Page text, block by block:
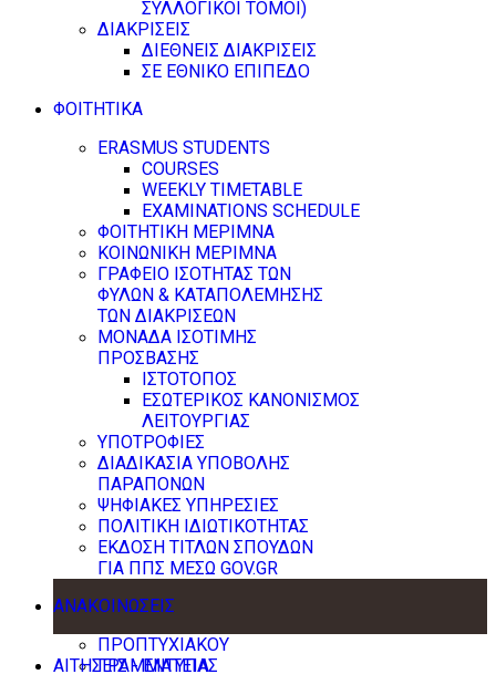
ΣΥΛΛΟΓΙΚΟΙ ΤΟΜΟΙ)
ΔΙΑΚΡΙΣΕΙΣ
ΔΙΕΘΝΕΙΣ ΔΙΑΚΡΙΣΕΙΣ
ΣΕ ΕΘΝΙΚΟ ΕΠΙΠΕΔΟ
ΦΟΙΤΗΤΙΚΑ
ERASMUS STUDENTS
COURSES
WEEKLY TIMETABLE
EXAMINATIONS SCHEDULE
ΦΟΙΤΗΤΙΚΗ ΜΕΡΙΜΝΑ
ΚΟΙΝΩΝΙΚΗ ΜΕΡΙΜΝΑ
ΓΡΑΦΕΙΟ ΙΣΟΤΗΤΑΣ ΤΩΝ
ΦΥΛΩΝ & ΚΑΤΑΠΟΛΕΜΗΣΗΣ
ΤΩΝ ΔΙΑΚΡΙΣΕΩΝ
ΜΟΝΑΔΑ ΙΣΟΤΙΜΗΣ
ΠΡΟΣΒΑΣΗΣ
ΙΣΤΟΤΟΠΟΣ
ΕΣΩΤΕΡΙΚΟΣ ΚΑΝΟΝΙΣΜΟΣ
ΛΕΙΤΟΥΡΓΙΑΣ
ΥΠΟΤΡΟΦΙΕΣ
ΔΙΑΔΙΚΑΣΙΑ ΥΠΟΒΟΛΗΣ
ΠΑΡΑΠΟΝΩΝ
ΨΗΦΙΑΚΕΣ ΥΠΗΡΕΣΙΕΣ
ΠΟΛΙΤΙΚΗ ΙΔΙΩΤΙΚΟΤΗΤΑΣ
ΕΚΔΟΣΗ ΤΙΤΛΩΝ ΣΠΟΥΔΩΝ
ΓΙΑ ΠΠΣ ΜΕΣΩ GOV.GR
ΑΝΑΚΟΙΝΩΣΕΙΣ
ΠΡΟΠΤΥΧΙΑΚΟΥ
ΓΡΑΜΜΑΤΕΙΑΣ
ΑΙΤΗΣΕΙΣ - ΕΝΤΥΠΑ